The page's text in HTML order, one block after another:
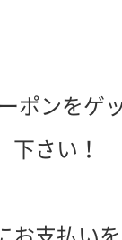
ポンをゲ
下さい！
お支払い